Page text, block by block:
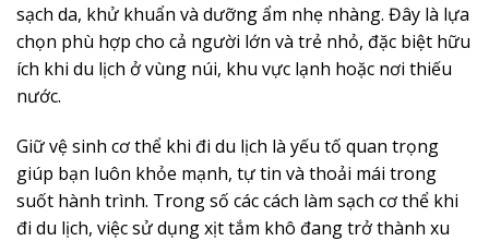
sạch da, khử khuẩn và dưỡng ẩm nhẹ nhàng. Đây là lựa
chọn phù hợp cho cả người lớn và trẻ nhỏ, đặc biệt hữu
ích khi du lịch ở vùng núi, khu vực lạnh hoặc nơi thiếu
nước.
Giữ vệ sinh cơ thể khi đi du lịch là yếu tố quan trọng
giúp bạn luôn khỏe mạnh, tự tin và thoải mái trong
suốt hành trình. Trong số các cách làm sạch cơ thể khi
đi du lịch, việc sử dụng xịt tắm khô đang trở thành xu